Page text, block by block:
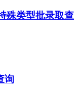
殊类型批录取查
询